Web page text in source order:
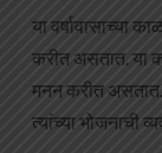
या वर्षावासाच्या
करीत असतात. या
मनन करीत असतात.
त्यांच्या भोजनाची